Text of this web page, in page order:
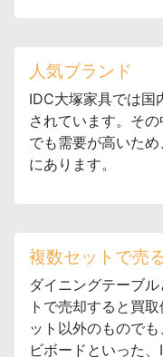
人気ブランド
IDC大塚家具では国
されています。そ
でも需要が高いた
にあります。
複数セットで売
ダイニングテーブ
トで売却すると買
ット以外のもので
ビボードといった